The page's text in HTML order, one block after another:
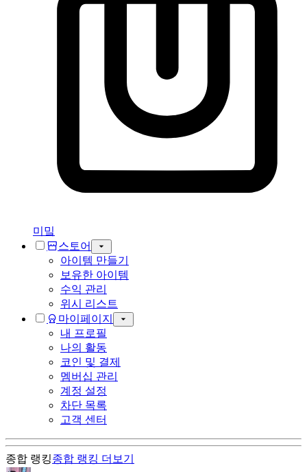
미밐
스토어
아이템 만들기
보유한 아이템
수익 관리
위시 리스트
마이페이지
내 프로필
나의 활동
코인 및 결제
멤버십 관리
계정 설정
차단 목록
고객 센터
종합 랭킹종합 랭킹 더보기